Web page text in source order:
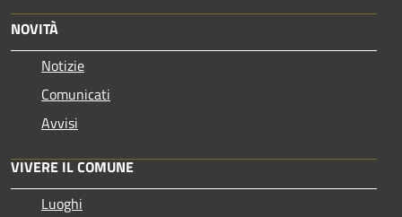
NOVITÀ
Notizie
Comunicati
Avvisi
VIVERE IL COMUNE
Luoghi